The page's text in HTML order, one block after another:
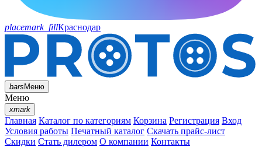
placemark_fillКраснодар
barsМеню
Меню
xmark
Главная Каталог по категориям Корзина Регистрация Вход
Условия работы Печатный каталог Скачать прайс-лист
Скидки Стать дилером О компании Контакты